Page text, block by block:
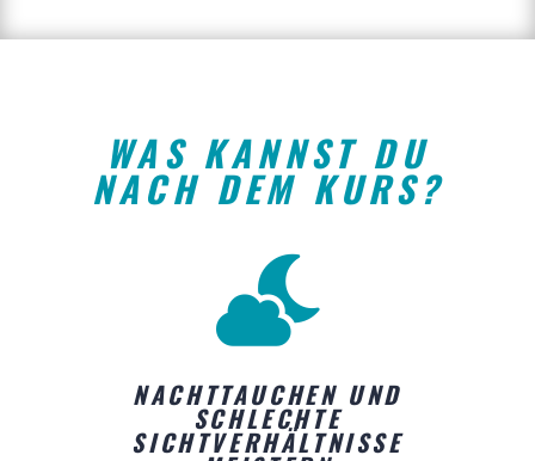
WAS KANNST DU
NACH DEM KURS?

NACHTTAUCHEN UND
SCHLECHTE
SICHTVERHÄLTNISSE